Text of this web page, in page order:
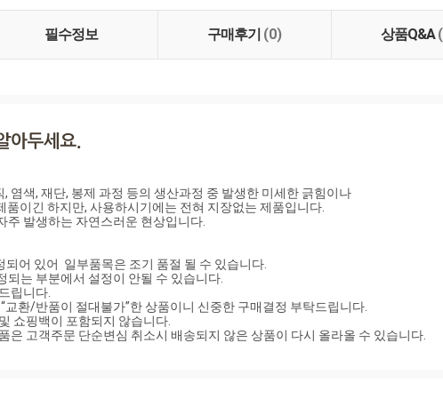
필수정보 구매후기 (0) 상품Q&A
염색, 재단, 봉제 과정 등의 생산과정 중 발생한 미세한 긁힘이나
품이긴 하지만, 사용하시기에는 전혀 지장없는 제품입니다.
주 발생하는 자연스러운 현상입니다.
어 있어  일부품목은 조기 품절 될 수 있습니다.
되는 부분에서 설정이 안될 수 있습니다.
립니다.
교환/반품이 절대불가”한 상품이니 신중한 구매결정 부탁드립니다.
쇼핑백이 포함되지 않습니다.
은 고객주문 단순변심 취소시 배송되지 않은 상품이 다시 올라올 수 있습니다.